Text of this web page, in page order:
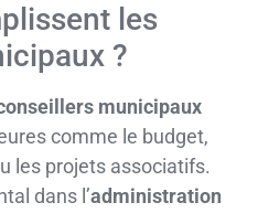
les
?
municipaux
comme le budget,
les projets associatifs.
dans l’administration